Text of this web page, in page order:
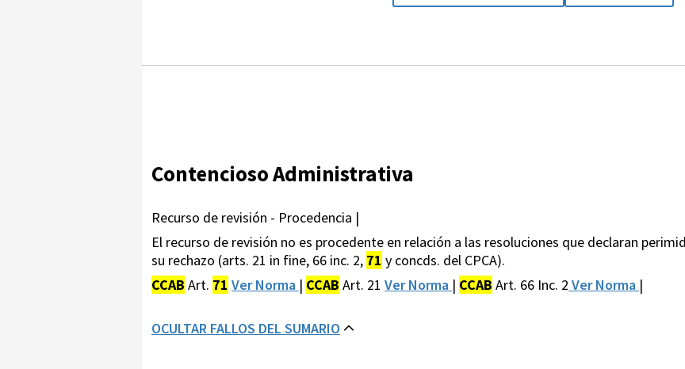
Contencioso Administrativa
Recurso de revisión - Procedencia |
El recurso de revisión no es procedente en relación a las resoluciones que declaran
su rechazo (arts. 21 in fine, 66 inc. 2, 71 y concds. del CPCA).
CCAB Art. 71 Ver Norma | CCAB Art. 21 Ver Norma | CCAB Art. 66 Inc. 2 Ver Norma |
OCULTAR FALLOS DEL SUMARIO